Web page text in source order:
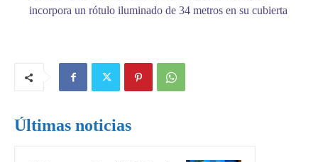
incorpora un rótulo iluminado de 34 metros en su cubierta
Últimas noticias